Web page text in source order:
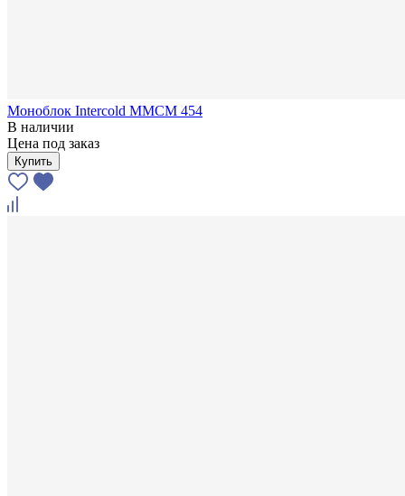
Моноблок Intercold MMCM 454
В наличии
Цена под заказ
Купить